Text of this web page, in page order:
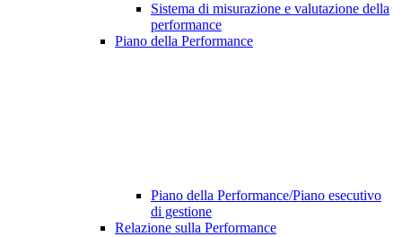
Sistema di misurazione e valutazione della
performance
Piano della Performance
Piano della Performance/Piano esecutivo
di gestione
Relazione sulla Performance